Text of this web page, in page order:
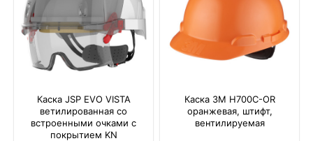
Каска JSP EVO VISTA
ветилированная со
встроенными очками с
покрытием KN
Каска 3M H700C-OR
оранжевая, штифт,
вентилируемая